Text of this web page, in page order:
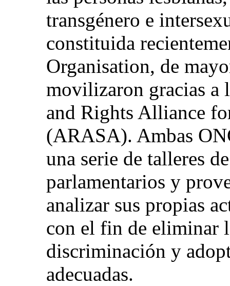
transgénero e
constituida
Organisation, de
movilizaron gracias a
and Rights Alliance
(ARASA). Ambas
una serie de talleres
parlamentarios y
analizar sus propias
con el fin de eliminar
discriminación y
adecuadas.